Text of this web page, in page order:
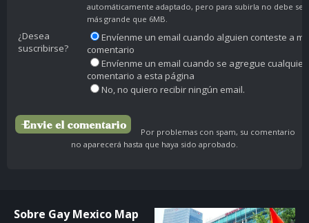
automáticamente adaptado, pero para subirla no debe ser
más grande que 6MB.
¿Desea
suscribirse?
Envíenme un email cuando alguien conteste a mi
comentario
Envíenme un email cuando se agregue cualquier
comentario a esta página
No, no quiero recibir ningún email.
Por problemas con spam, su comentario
no aparecerá hasta que haya sido aprobado.
Sobre Gay Mexico Map